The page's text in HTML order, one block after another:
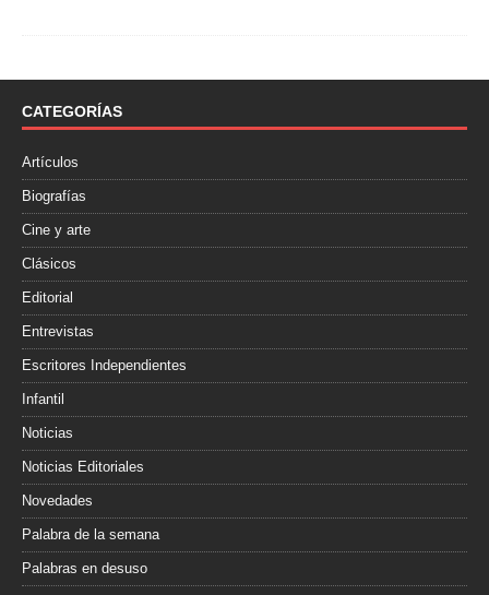
o
k
r
t
i
CATEGORÍAS
Artículos
Biografías
Cine y arte
Clásicos
Editorial
Entrevistas
Escritores Independientes
Infantil
Noticias
Noticias Editoriales
Novedades
Palabra de la semana
Palabras en desuso